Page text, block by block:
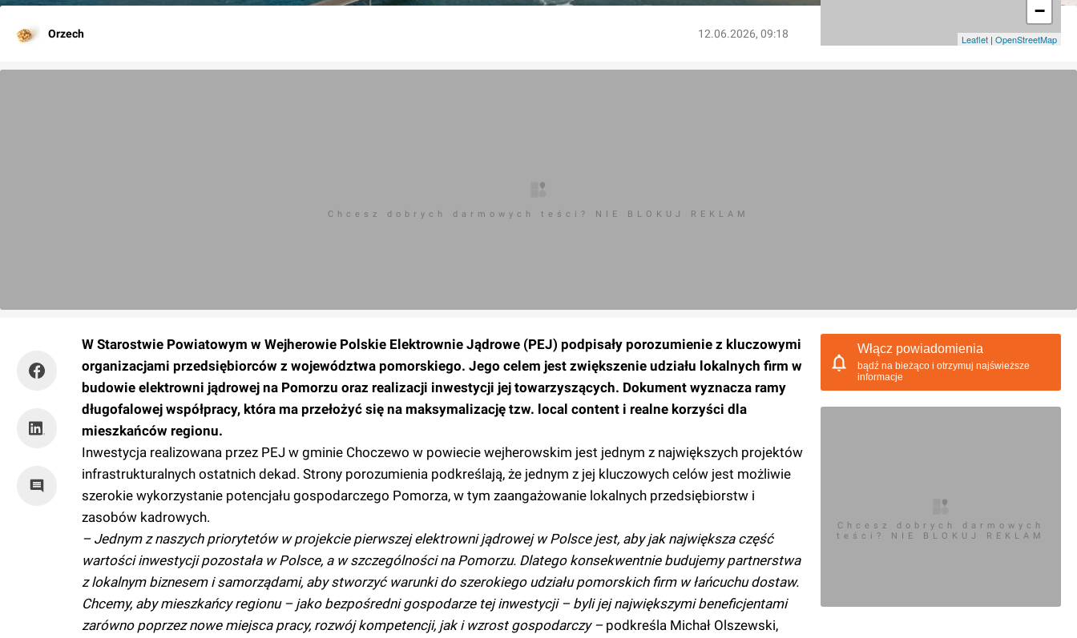
Orzech 12.06.2026, 09:18
−
Leaflet | OpenStreetMap
Chcesz dobrych darmowych teści? NIE BLOKUJ REKLAM
W Starostwie Powiatowym w Wejherowie Polskie Elektrownie Jądrowe (PEJ) podpisały porozumienie z kluczowymi
organizacjami przedsiębiorców z województwa pomorskiego. Jego celem jest zwiększenie udziału lokalnych firm w
budowie elektrowni jądrowej na Pomorzu oraz realizacji inwestycji jej towarzyszących. Dokument wyznacza ramy
długofalowej współpracy, która ma przełożyć się na maksymalizację tzw. local content i realne korzyści dla
mieszkańców regionu.
Inwestycja realizowana przez PEJ w gminie Choczewo w powiecie wejherowskim jest jednym z największych projektów
infrastrukturalnych ostatnich dekad. Strony porozumienia podkreślają, że jednym z jej kluczowych celów jest możliwie
szerokie wykorzystanie potencjału gospodarczego Pomorza, w tym zaangażowanie lokalnych przedsiębiorstw i
zasobów kadrowych.
– Jednym z naszych priorytetów w projekcie pierwszej elektrowni jądrowej w Polsce jest, aby jak największa część
wartości inwestycji pozostała w Polsce, a w szczególności na Pomorzu. Dlatego konsekwentnie budujemy partnerstwa
z lokalnym biznesem i samorządami, aby stworzyć warunki do szerokiego udziału pomorskich firm w łańcuchu dostaw.
Chcemy, aby mieszkańcy regionu – jako bezpośredni gospodarze tej inwestycji – byli jej największymi beneficjentami
zarówno poprzez nowe miejsca pracy, rozwój kompetencji, jak i wzrost gospodarczy –podkreśla Michał Olszewski,
Włącz powiadomienia
bądź na bieżąco i otrzymuj najświeższe
informacje
Chcesz dobrych darmowych
teści? NIE BLOKUJ REKLAM